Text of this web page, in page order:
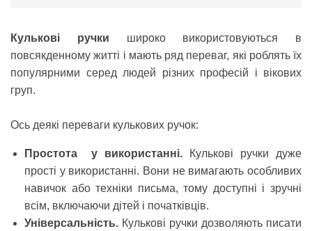
Кулькові ручки широко використовуються в
повсякденному житті і мають ряд переваг, які роблять їх
популярними серед людей різних професій і вікових
груп.
Ось деякі переваги кулькових ручок:
Простота у використанні.
Кулькові ручки дуже
прості у використанні. Вони не вимагають особливих
навичок або техніки письма, тому доступні і зручні
всім, включаючи дітей і початківців.
Універсальність. Кулькові ручки дозволяють писати